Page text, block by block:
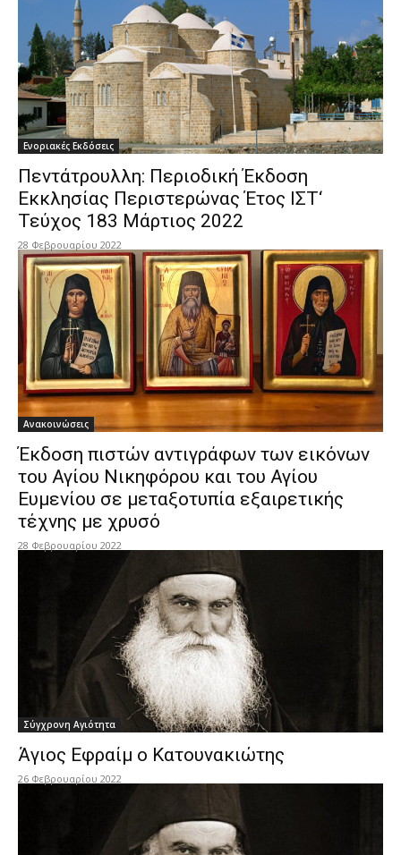
Ενοριακές Εκδόσεις
Πεντάτρουλλη: Περιοδική Έκδοση
Εκκλησίας Περιστερώνας Έτος ΙΣΤ‘
Τεύχος 183 Μάρτιος 2022
28 Φεβρουαρίου 2022
Ανακοινώσεις
Έκδοση πιστών αντιγράφων των εικόνων
του Αγίου Νικηφόρου και του Αγίου
Ευμενίου σε μεταξοτυπία εξαιρετικής
τέχνης με χρυσό
28 Φεβρουαρίου 2022
Σύγχρονη Αγιότητα
Άγιος Εφραίμ ο Κατουνακιώτης
26 Φεβρουαρίου 2022